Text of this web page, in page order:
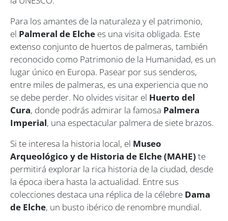
Para los amantes de la naturaleza y el patrimonio,
el Palmeral de Elche es una visita obligada. Este
extenso conjunto de huertos de palmeras, también
reconocido como Patrimonio de la Humanidad, es un
lugar único en Europa. Pasear por sus senderos,
entre miles de palmeras, es una experiencia que no
se debe perder. No olvides visitar el Huerto del
Cura, donde podrás admirar la famosa Palmera
Imperial, una espectacular palmera de siete brazos.
Si te interesa la historia local, el Museo
Arqueológico y de Historia de Elche (MAHE) te
permitirá explorar la rica historia de la ciudad, desde
la época ibera hasta la actualidad. Entre sus
colecciones destaca una réplica de la célebre Dama
de Elche, un busto ibérico de renombre mundial.